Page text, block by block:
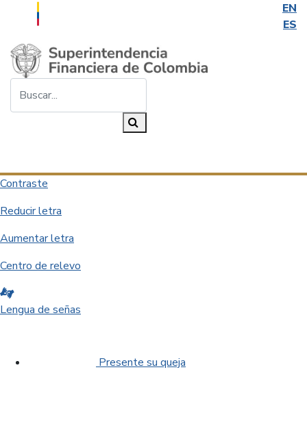
EN
ES
Saltar al contenido principal
Contraste
Reducir letra
Aumentar letra
Centro de relevo
Lengua de señas
Presente su queja